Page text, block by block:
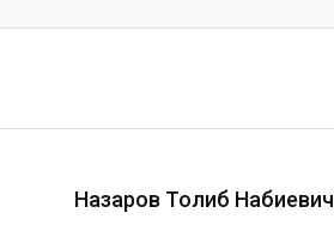
Назаров Толиб Набиевич